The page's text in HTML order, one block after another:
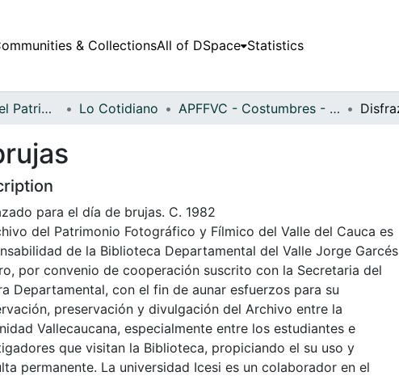
& CollectionsAll of DSpace Statistics
Fondo Archivo del Patrimonio Fotográfico y Fílmico del Valle del Cauca Lo Cotidiano APFFVC - Costumbres - Patrimonial
para el día de brujas. C. 1982
del Patrimonio Fotográfico y Fílmico del Valle del Cauca es
de la Biblioteca Departamental del Valle Jorge Garcés
por convenio de cooperación suscrito con la Secretaria del
Departamental, con el fin de aunar esfuerzos para su
preservación y divulgación del Archivo entre la
Vallecaucana, especialmente entre los estudiantes e
que visitan la Biblioteca, propiciando el su uso y
permanente. La universidad Icesi es un colaborador en el